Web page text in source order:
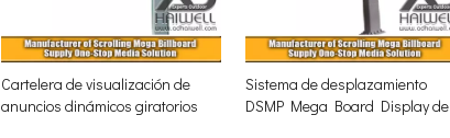
Cartelera de visualización de
anuncios dinámicos giratorios
Sistema de desplazamiento
DSMP Mega Board Display de